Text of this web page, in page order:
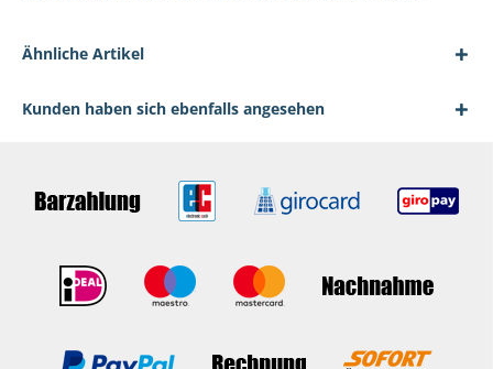
Ähnliche Artikel
Kunden haben sich ebenfalls angesehen